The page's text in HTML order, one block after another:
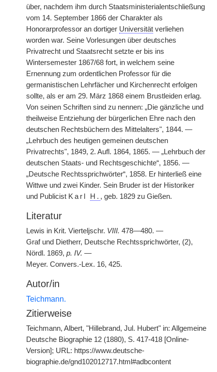
über, nachdem ihm durch Staatsministerialentschließung
vom 14. September 1866 der Charakter als
Honorarprofessor an dortiger Universität verliehen
worden war. Seine Vorlesungen über deutsches
Privatrecht und Staatsrecht setzte er bis ins
Wintersemester 1867/68 fort, in welchem seine
Ernennung zum ordentlichen Professor für die
germanistischen Lehrfächer und Kirchenrecht erfolgen
sollte, als er am 29. März 1868 einem Brustleiden erlag.
Von seinen Schriften sind zu nennen: „Die gänzliche und
theilweise Entziehung der bürgerlichen Ehre nach den
deutschen Rechtsbüchern des Mittelalters", 1844. —
„Lehrbuch des heutigen gemeinen deutschen
Privatrechts", 1849, 2. Aufl. 1864, 1865. — „Lehrbuch der
deutschen Staats- und Rechtsgeschichte“, 1856. —
„Deutsche Rechtssprichwörter“, 1858. Er hinterließ eine
Wittwe und zwei Kinder. Sein Bruder ist der Historiker
und Publicist Karl H. , geb. 1829 zu Gießen.
Literatur
Lewis in Krit. Vierteljschr. VIII. 478—480. —
Graf und Dietherr, Deutsche Rechtssprichwörter, (2),
Nördl. 1869, p. IV. —
Meyer. Convers.-Lex. 16, 425.
Autor/in
Teichmann.
Zitierweise
Teichmann, Albert, "Hillebrand, Jul. Hubert" in: Allgemeine
Deutsche Biographie 12 (1880), S. 417-418 [Online-
Version]; URL: https://www.deutsche-
biographie.de/gnd102012717.html#adbcontent